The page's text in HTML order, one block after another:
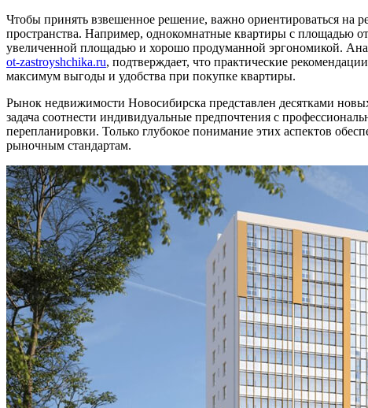
Чтобы принять взвешенное решение, важно ориентироваться на
пространства. Например, однокомнатные квартиры с площадью
увеличенной площадью и хорошо продуманной эргономикой.
ot-zastroyshchika.ru, подтверждает, что практические
максимум выгоды и удобства при покупке квартиры.
Рынок недвижимости Новосибирска представлен десятками
задача соотнести индивидуальные предпочтения с
перепланировки. Только глубокое понимание этих аспектов
рыночным стандартам.